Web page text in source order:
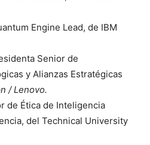
Engine Lead, de IBM
Senior de
y Alianzas Estratégicas
/ Lenovo.
de Ética de Inteligencia
del Technical University